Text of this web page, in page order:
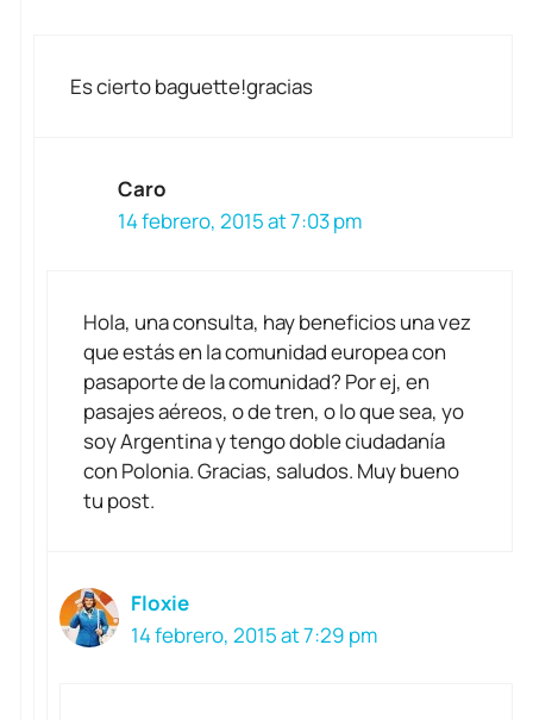
Es cierto baguette!gracias
Caro
14 febrero, 2015 at 7:03 pm
Hola, una consulta, hay beneficios una vez
que estás en la comunidad europea con
pasaporte de la comunidad? Por ej, en
pasajes aéreos, o de tren, o lo que sea, yo
soy Argentina y tengo doble ciudadanía
con Polonia. Gracias, saludos. Muy bueno
tu post.
Floxie
14 febrero, 2015 at 7:29 pm